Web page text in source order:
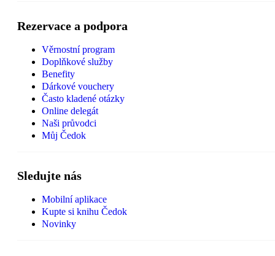
Rezervace a podpora
Věrnostní program
Doplňkové služby
Benefity
Dárkové vouchery
Často kladené otázky
Online delegát
Naši průvodci
Můj Čedok
Sledujte nás
Mobilní aplikace
Kupte si knihu Čedok
Novinky